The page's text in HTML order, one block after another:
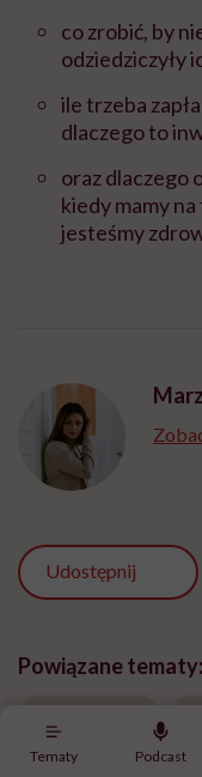
Tematy Podcast
co zrobić, by
odziedziczyły
ile trzeba
dlaczego to
oraz dlaczego
kiedy mamy
jesteśmy
Udostępnij
Powiązane tematy:
Śmierć